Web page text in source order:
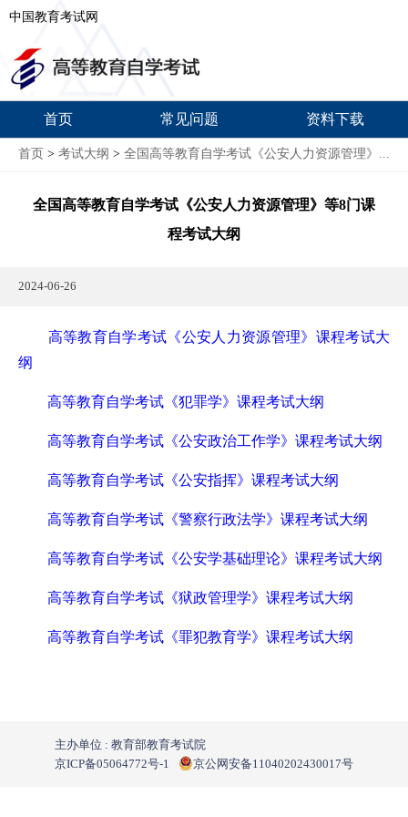
中国教育考试网
首页 常见问题 资料下载
首页 > 考试大纲 > 全国高等教育自学考试《公安人力资源管理》...
全国高等教育自学考试《公安人力资源管理》等8门课
程考试大纲
2024-06-26
高等教育自学考试《公安人力资源管理》课程考试大
纲
高等教育自学考试《犯罪学》课程考试大纲
高等教育自学考试《公安政治工作学》课程考试大纲
高等教育自学考试《公安指挥》课程考试大纲
高等教育自学考试《警察行政法学》课程考试大纲
高等教育自学考试《公安学基础理论》课程考试大纲
高等教育自学考试《狱政管理学》课程考试大纲
高等教育自学考试《罪犯教育学》课程考试大纲
主办单位 : 教育部教育考试院
京ICP备05064772号-1
京公网安备11040202430017号